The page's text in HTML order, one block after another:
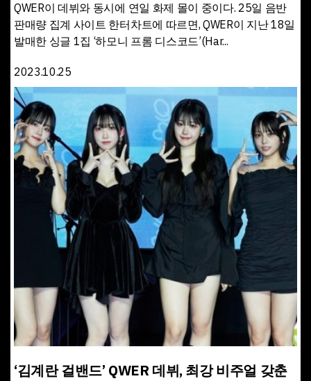
QWER이 데뷔와 동시에 연일 화제 몰이 중이다. 25일 음반
판매량 집계 사이트 한터차트에 따르면, QWER이 지난 18일
발매한 싱글 1집 ‘하모니 프롬 디스코드’(Har...
2023.10.25
‘김계란 걸밴드’ QWER 데뷔, 최강 비주얼 갖춘